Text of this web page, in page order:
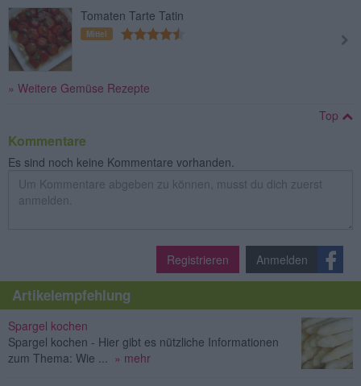
Tomaten Tarte Tatin
Mittel
» Weitere Gemüse Rezepte
Top
Kommentare
Es sind noch keine Kommentare vorhanden.
Registrieren Anmelden
Artikelempfehlung
Spargel kochen
Spargel kochen - Hier gibt es nützliche Informationen
zum Thema: Wie ... » mehr